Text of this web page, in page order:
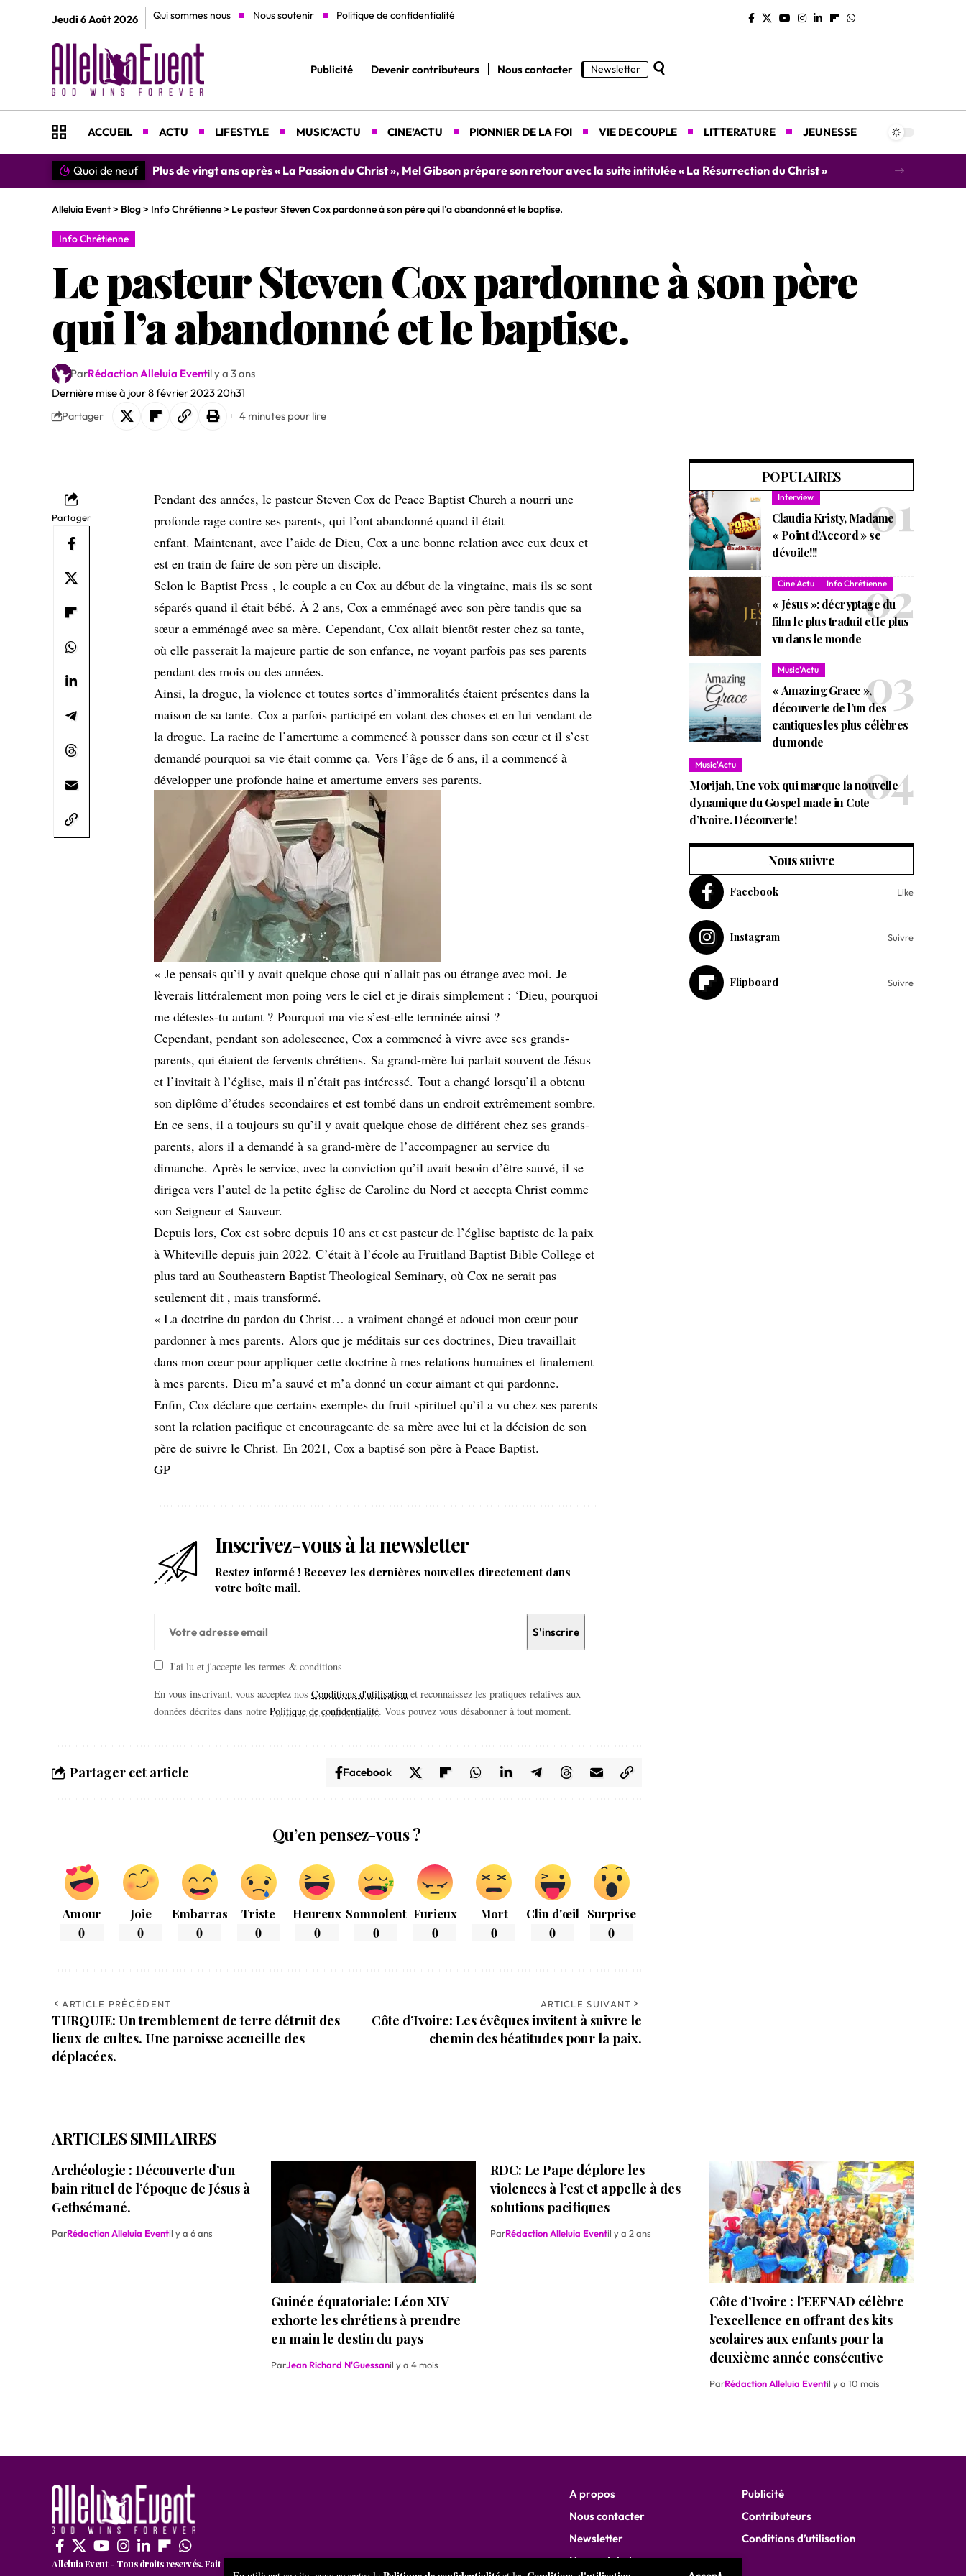
Jeudi 6 Août 2026 Qui sommes nous Nous soutenir Politique de confidentialité
Publicité Devenir contributeurs Nous contacter Newsletter
ACCUEIL ACTU LIFESTYLE MUSIC’ACTU CINE’ACTU PIONNIER DE LA FOI VIE DE COUPLE LITTERATURE JEUNESSE
Quoi de neuf
Plus de vingt ans après « La Passion du Christ », Mel Gibson prépare son retour avec la suite intitulée « La Résurrection du Christ »
Alleluia Event> Blog> Info Chrétienne> Le pasteur Steven Cox pardonne à son père qui l’a abandonné et le baptise.
Info Chrétienne
Le pasteur Steven Cox pardonne à son père
qui l’a abandonné et le baptise.
Dernière mise à jour 8 février 2023 20h31
ParRédaction Alleluia Eventil y a 3 ans
Partager 4 minutes pour lire
Partager
Pendant des années, le pasteur Steven Cox de Peace Baptist Church a nourri une
profonde rage contre ses parents, qui l’ont abandonné quand il était
enfant. Maintenant, avec l’aide de Dieu, Cox a une bonne relation avec eux deux et
est en train de faire de son père un disciple.
Selon leBaptist Press , le couple a eu Cox au début de la vingtaine, mais ils se sont
séparés quand il était bébé. À 2 ans, Cox a emménagé avec son père tandis que sa
sœur a emménagé avec sa mère. Cependant, Cox allait bientôt rester chez sa tante,
où elle passerait la majeure partie de son enfance, ne voyant parfois pas ses parents
pendant des mois ou des années.
Ainsi, la drogue, la violence et toutes sortes d’immoralités étaient présentes dans la
maison de sa tante. Cox a parfois participé en volant des choses et en lui vendant de
la drogue. La racine de l’amertume a commencé à pousser dans son cœur et il s’est
demandé pourquoi sa vie était comme ça. Vers l’âge de 6 ans, il a commencé à
développer une profonde haine et amertume envers ses parents.
« Je pensais qu’il y avait quelque chose qui n’allait pas ou étrange avec moi. Je
lèverais littéralement mon poing vers le ciel et je dirais simplement : ‘Dieu, pourquoi
me détestes-tu autant ? Pourquoi ma vie s’est-elle terminée ainsi ?
Cependant, pendant son adolescence, Cox a commencé à vivre avec ses grands-
parents, qui étaient de fervents chrétiens. Sa grand-mère lui parlait souvent de Jésus
et l’invitait à l’église, mais il n’était pas intéressé. Tout a changé lorsqu’il a obtenu
son diplôme d’études secondaires et est tombé dans un endroit extrêmement sombre.
En ce sens, il a toujours su qu’il y avait quelque chose de différent chez ses grands-
parents, alors il a demandé à sa grand-mère de l’accompagner au service du
dimanche. Après le service, avec la conviction qu’il avait besoin d’être sauvé, il se
dirigea vers l’autel de la petite église de Caroline du Nord et accepta Christ comme
son Seigneur et Sauveur.
Depuis lors, Cox est sobre depuis 10 ans et est pasteur de l’église baptiste de la paix
à Whiteville depuis juin 2022. C’était à l’école au Fruitland Baptist Bible College et
plus tard au Southeastern Baptist Theological Seminary, où Cox ne serait pas
seulement dit , mais transformé.
« La doctrine du pardon du Christ… a vraiment changé et adouci mon cœur pour
pardonner à mes parents. Alors que je méditais sur ces doctrines, Dieu travaillait
dans mon cœur pour appliquer cette doctrine à mes relations humaines et finalement
à mes parents. Dieu m’a sauvé et m’a donné un cœur aimant et qui pardonne.
Enfin, Cox déclare que certains exemples du fruit spirituel qu’il a vu chez ses parents
sont la relation pacifique et encourageante de sa mère avec lui et la décision de son
père de suivre le Christ. En 2021, Cox a baptisé son père à Peace Baptist.
GP
Inscrivez-vous à la newsletter
Restez informé ! Recevez les dernières nouvelles directement dans
votre boîte mail.
J'ai lu et j'accepte les termes & conditions
En vous inscrivant, vous acceptez nosConditions d'utilisation et reconnaissez les pratiques relatives aux
données décrites dans notrePolitique de confidentialité. Vous pouvez vous désabonner à tout moment.
Partager cet article Facebook
Qu’en pensez-vous ?
Amour
0
Joie
0
Embarras
0
Triste
0
Heureux
0
Somnolent
0
Furieux
0
Mort
0
Clin d'œil
0
Surprise
0
ARTICLE PRÉCÉDENT
TURQUIE: Un tremblement de terre détruit des
lieux de cultes. Une paroisse accueille des
déplacées.
ARTICLE SUIVANT
Côte d’Ivoire: Les évêques invitent à suivre le
chemin des béatitudes pour la paix.
POPULAIRES
Interview
Claudia Kristy, Madame
« Point d’Accord » se
dévoile!!!
Cine'Actu Info Chrétienne
« Jésus »: décryptage du
film le plus traduit et le plus
vu dans le monde
Music'Actu
« Amazing Grace »,
découverte de l’un des
cantiques les plus célèbres
du monde
Music'Actu
Morijah, Une voix qui marque la nouvelle
dynamique du Gospel made in Cote
d’Ivoire. Découverte!
Nous suivre
Facebook Like
Instagram Suivre
Flipboard Suivre
ARTICLES SIMILAIRES
Archéologie : Découverte d’un
bain rituel de l’époque de Jésus à
Gethsémané.
ParRédaction Alleluia Eventil y a 6 ans
Guinée équatoriale: Léon XIV
exhorte les chrétiens à prendre
en main le destin du pays
ParJean Richard N'Guessanil y a 4 mois
RDC: Le Pape déplore les
violences à l’est et appelle à des
solutions pacifiques
ParRédaction Alleluia Eventil y a 2 ans
Côte d’Ivoire : l’EEFNAD célèbre
l’excellence en offrant des kits
scolaires aux enfants pour la
deuxième année consécutive
ParRédaction Alleluia Eventil y a 10 mois
Alleluia Event - Tous droits reservés. Fait avec passion par CREATIV AFRICA
A propos
Nous contacter
Newsletter
Nous rejoindre
Publicité
Contributeurs
Conditions d’utilisation